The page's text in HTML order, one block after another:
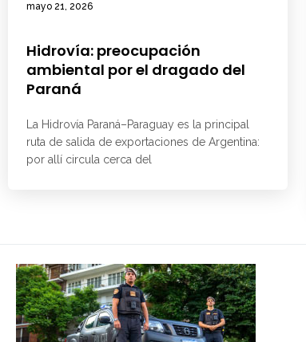
mayo 21, 2026
Hidrovía: preocupación
ambiental por el dragado del
Paraná
La Hidrovía Paraná–Paraguay es la principal
ruta de salida de exportaciones de Argentina:
por allí circula cerca del